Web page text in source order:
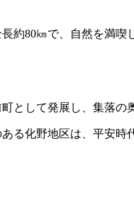
約80㎞で、自然を満
して発展し、集落の
る化野地区は、平安時